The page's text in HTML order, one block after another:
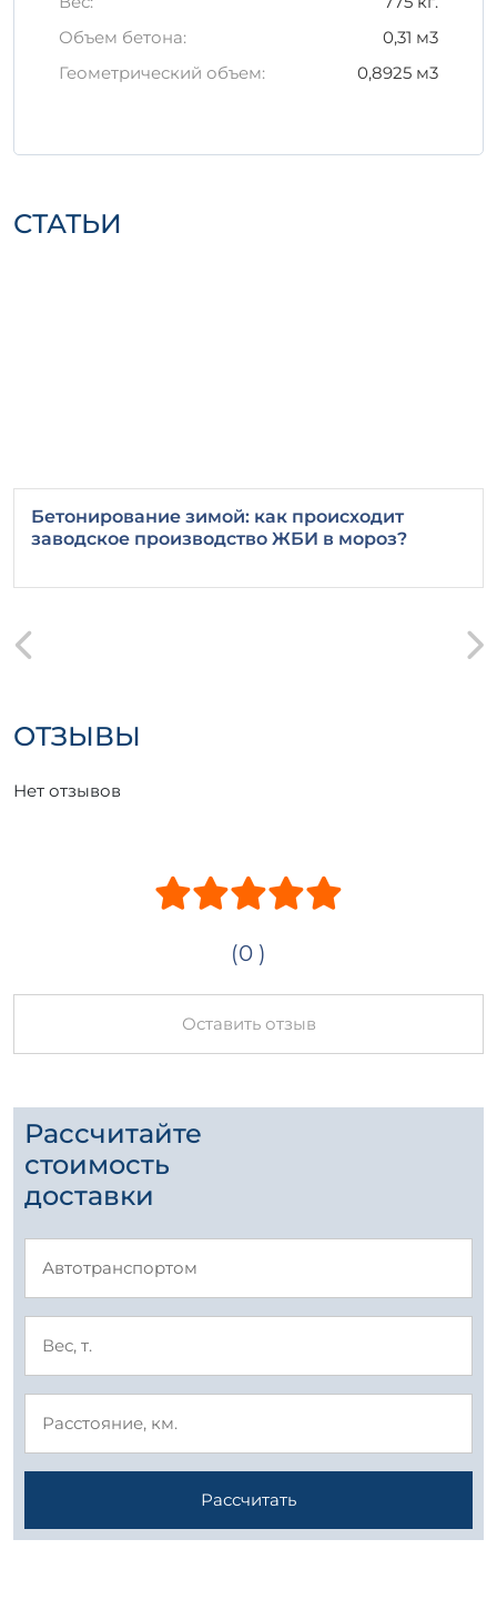
дождя месте.
изделия при доставке на строительный
Объем бетона:
0,31 м3
Геометрический объем:
0,8925 м3
СТАТЬИ
Бетонирование зимой: как происходит
заводское производство ЖБИ в мороз?
ОТЗЫВЫ
Нет отзывов
(0 )
Оставить отзыв
Рассчитайте
стоимость
доставки
Рассчитать